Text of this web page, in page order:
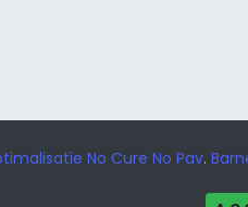
No Cure No Pay.